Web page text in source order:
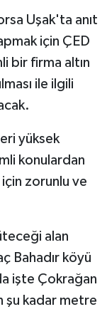
Uşak'ta anıt
için ÇED
bir firma altın
ile ilgili
yüksek
konulardan
için zorunlu ve
alan
Bahadır köyü
işte Çokrağan
şu kadar metre